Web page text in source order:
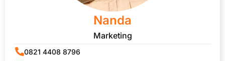
Nanda
Marketing
0821 4408 8796